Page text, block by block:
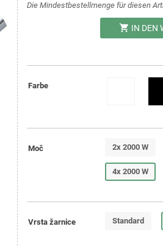
Die Mindestbestellmenge für diesen
shopping_cart IN DEN
Farbe
Moč 2x 2000 W
4x 2000 W
Vrsta žarnice Standard